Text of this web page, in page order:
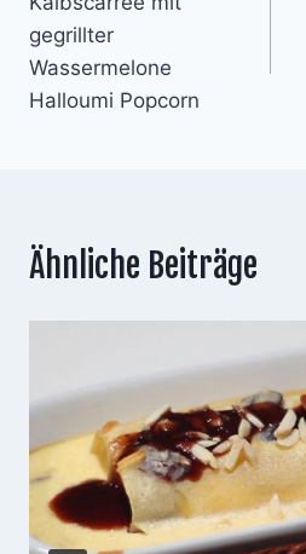
gegrillter
Wassermelone
Halloumi Popcorn
Ähnliche Beiträge